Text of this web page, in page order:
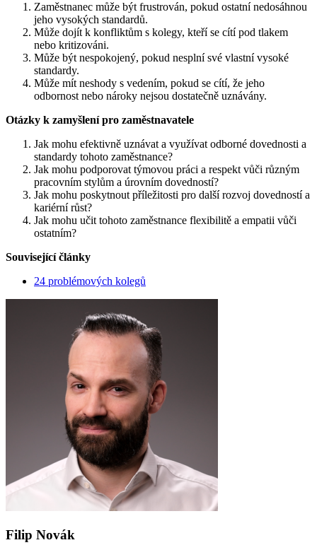
Zaměstnanec může být frustrován, pokud ostatní nedosáhnou
jeho vysokých standardů.
Může dojít k konfliktům s kolegy, kteří se cítí pod tlakem
nebo kritizováni.
Může být nespokojený, pokud nesplní své vlastní vysoké
standardy.
Může mít neshody s vedením, pokud se cítí, že jeho
odbornost nebo nároky nejsou dostatečně uznávány.
Otázky k zamyšlení pro zaměstnavatele
Jak mohu efektivně uznávat a využívat odborné dovednosti a
standardy tohoto zaměstnance?
Jak mohu podporovat týmovou práci a respekt vůči různým
pracovním stylům a úrovním dovedností?
Jak mohu poskytnout příležitosti pro další rozvoj dovedností a
kariérní růst?
Jak mohu učit tohoto zaměstnance flexibilitě a empatii vůči
ostatním?
Související články
24 problémových kolegů
Filip Novák